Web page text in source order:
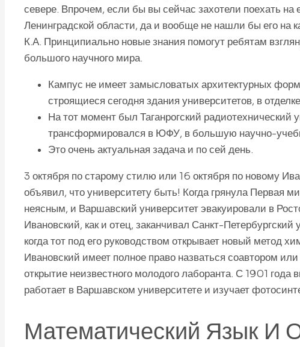
севере. Впрочем, если бы вы сейчас захотели поехать на
Ленинградской области, да и вообще не нашли бы его
К.А. Принципиально новые знания помогут ребятам
большого научного мира.
Кампус не имеет замысловатых архитектурных
строящиеся сегодня здания университетов, в
На тот момент был Таганрогский радиотехнический
трансформировался в ЮФУ, в большую научно-
Это очень актуальная задача и по сей день.
3 октября по старому стилю или 16 октября по новому
объявил, что университету быть! Когда грянула Первая
неясным, и Варшавский университет эвакуировали в
Ивановский, как и отец, заканчивал Санкт-
когда тот под его руководством открывает новый метод
Ивановский имеет полное право назваться соавтором
открытие неизвестного молодого лаборанта. С 1901
работает в Варшавском университете и изучает
Математический Язык И